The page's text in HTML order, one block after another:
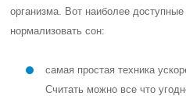
организма. Вот наиболее
нормализовать сон:
самая простая техника
Считать можно все что